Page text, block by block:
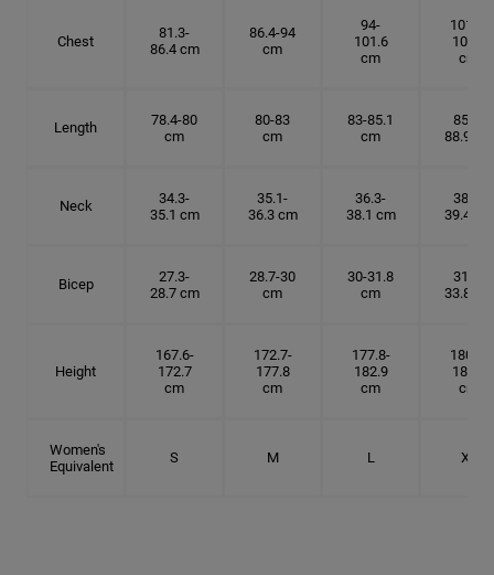
Chest
81.3-
86.4 cm
86.4-94
cm
94-
101.6
cm
101.6-
109.2
cm
Length
78.4-80
cm
80-83
cm
83-85.1
cm
85.1-
88.9 cm
Neck
34.3-
35.1 cm
35.1-
36.3 cm
36.3-
38.1 cm
38.1-
39.4 cm
Bicep
27.3-
28.7 cm
28.7-30
cm
30-31.8
cm
31.8-
33.8 cm
Height
167.6-
172.7
cm
172.7-
177.8
cm
177.8-
182.9
cm
180.3-
185.5
cm
Women's
Equivalent
S M L XL